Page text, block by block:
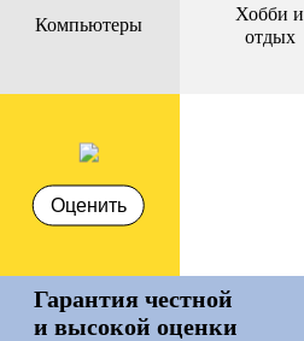
Компьютеры
Хобби и
отдых
Оценить
Гарантия честной
и высокой оценки